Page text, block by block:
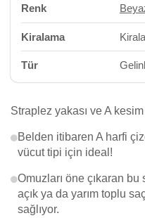
Renk
Kiralama
Tür
Straplez yakası ve A
Belden itibaren A harfi
vücut tipi için ideal!
Omuzları öne çıkaran
açık ya da yarım toplu
sağlıyor.